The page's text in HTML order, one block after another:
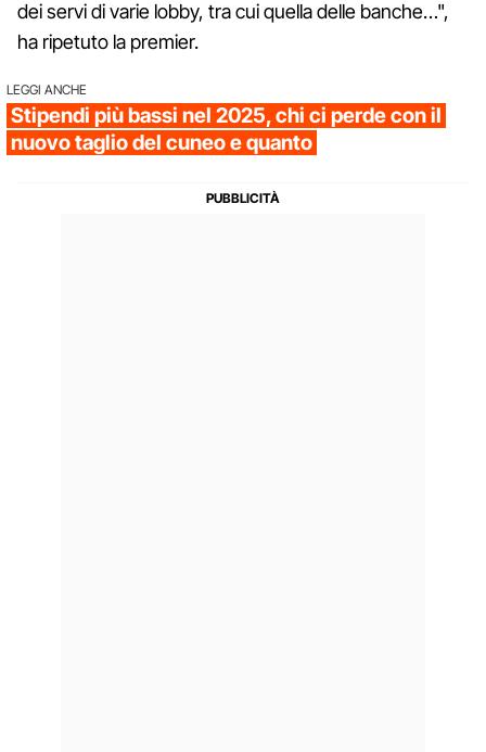
dei servi di varie lobby, tra cui quella delle banche…",
ha ripetuto la premier.
LEGGI ANCHE
Stipendi più bassi nel 2025, chi ci perde con il
nuovo taglio del cuneo e quanto